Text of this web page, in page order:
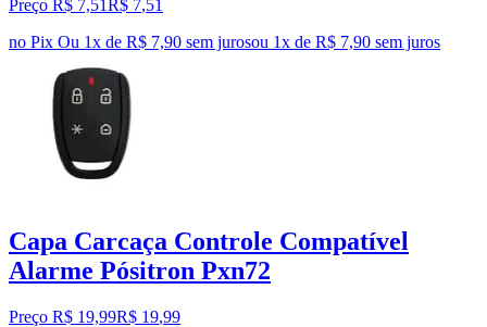
Preço R$ 7,51R$ 7,51
no Pix Ou 1x de R$ 7,90 sem jurosou 1x de R$ 7,90 sem juros
Capa Carcaça Controle Compatível
Alarme Pósitron Pxn72
Preço R$ 19,99R$ 19,99